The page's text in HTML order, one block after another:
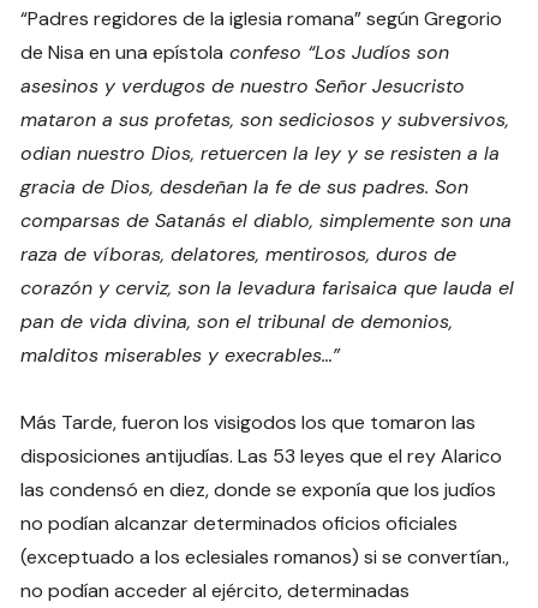
“Padres regidores de la iglesia romana” según Gregorio
de Nisa en una epístola confeso “Los Judíos son
asesinos y verdugos de nuestro Señor Jesucristo
mataron a sus profetas, son sediciosos y subversivos,
odian nuestro Dios, retuercen la ley y se resisten a la
gracia de Dios, desdeñan la fe de sus padres. Son
comparsas de Satanás el diablo, simplemente son una
raza de víboras, delatores, mentirosos, duros de
corazón y cerviz, son la levadura farisaica que lauda el
pan de vida divina, son el tribunal de demonios,
malditos miserables y execrables…”
Más Tarde, fueron los visigodos los que tomaron las
disposiciones antijudías. Las 53 leyes que el rey Alarico
las condensó en diez, donde se exponía que los judíos
no podían alcanzar determinados oficios oficiales
(exceptuado a los eclesiales romanos) si se convertían.,
no podían acceder al ejército, determinadas